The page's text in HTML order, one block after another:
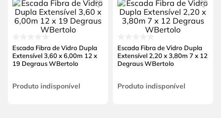
Escada Fibra de Vidro Dupla
Extensível 3,60 x 6,00m 12 x
19 Degraus WBertolo
Produto indisponível
Escada Fibra de Vidro Dupla
Extensível 2,20 x 3,80m 7 x 12
Degraus WBertolo
Produto indisponível